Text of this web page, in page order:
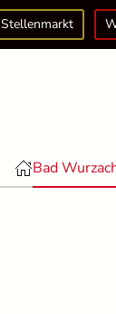
Stellenmarkt
Bad